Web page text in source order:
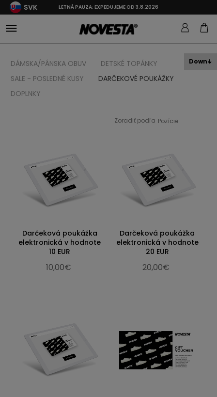
SVK LETNÁ PAUZA: EXPEDUJEME OD 3.8.2026
DÁMSKA/PÁNSKA OBUV
DETSKÉ TOPÁNKY
SALE - POSLEDNÉ KUSY
DARČEKOVÉ POUKÁŽKY
DOPLNKY
Zoradiť podľa
Darčeková poukážka
elektronická v hodnote
10 EUR
10,00€
Darčeková poukážka
elektronická v hodnote
20 EUR
20,00€
Down